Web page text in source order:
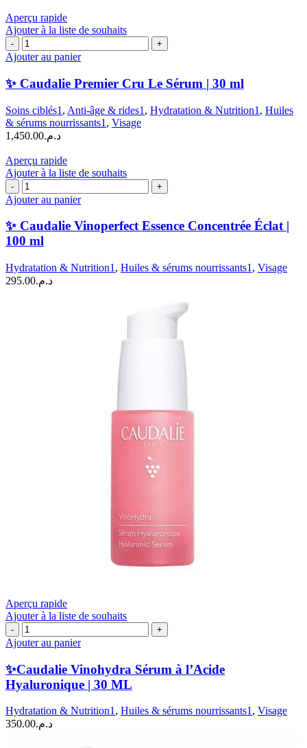
Aperçu rapide
Ajouter à la liste de souhaits
quantité
de
Caudalie
Premier
Le
Sérum
|
ml
Ajouter au panier
✨ Caudalie Premier Cru Le Sérum | 30 ml
Soins ciblés1 , Anti-âge & rides1 , Hydratation & Nutrition1 , Huiles
& sérums nourrissants1 , Visage
د.م.1,450.00
Aperçu rapide
Ajouter à la liste de souhaits
quantité
de
Caudalie
Vinoperfect
Essence
Éclat
|
Ajouter au panier
✨ Caudalie Vinoperfect Essence Concentrée Éclat |
100 ml
Hydratation & Nutrition1 , Huiles & sérums nourrissants1 , Visage
د.م.295.00
Aperçu rapide
Ajouter à la liste de souhaits
quantité
de
✨Caudalie
Vinohydra
Sérum
à
Hyaluronique
|
Ajouter au panier
✨Caudalie Vinohydra Sérum à l’Acide
Hyaluronique | 30 ML
Hydratation & Nutrition1, Huiles & sérums nourrissants1, Visage
د.م.350.00